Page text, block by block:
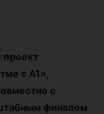
проект
с А1»,
с
финалом